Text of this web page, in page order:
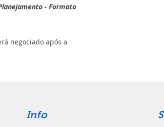
- Formato
negociado após a
Info